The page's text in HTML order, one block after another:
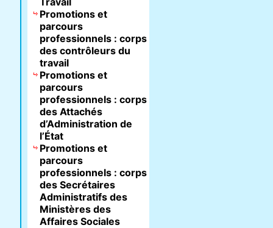
Promotions et
parcours
professionnels : corps
des contrôleurs du
travail
Promotions et
parcours
professionnels : corps
des Attachés
d’Administration de
l’État
Promotions et
parcours
professionnels : corps
des Secrétaires
Administratifs des
Ministères des
Affaires Sociales